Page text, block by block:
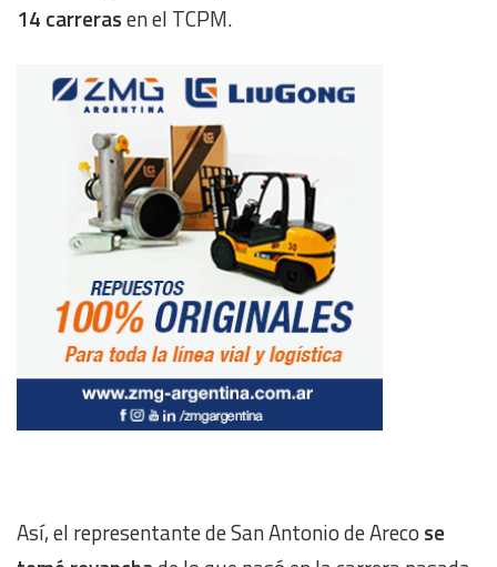
14 carrerasen el TCPM.
Así, el representante de San Antonio de Areco se